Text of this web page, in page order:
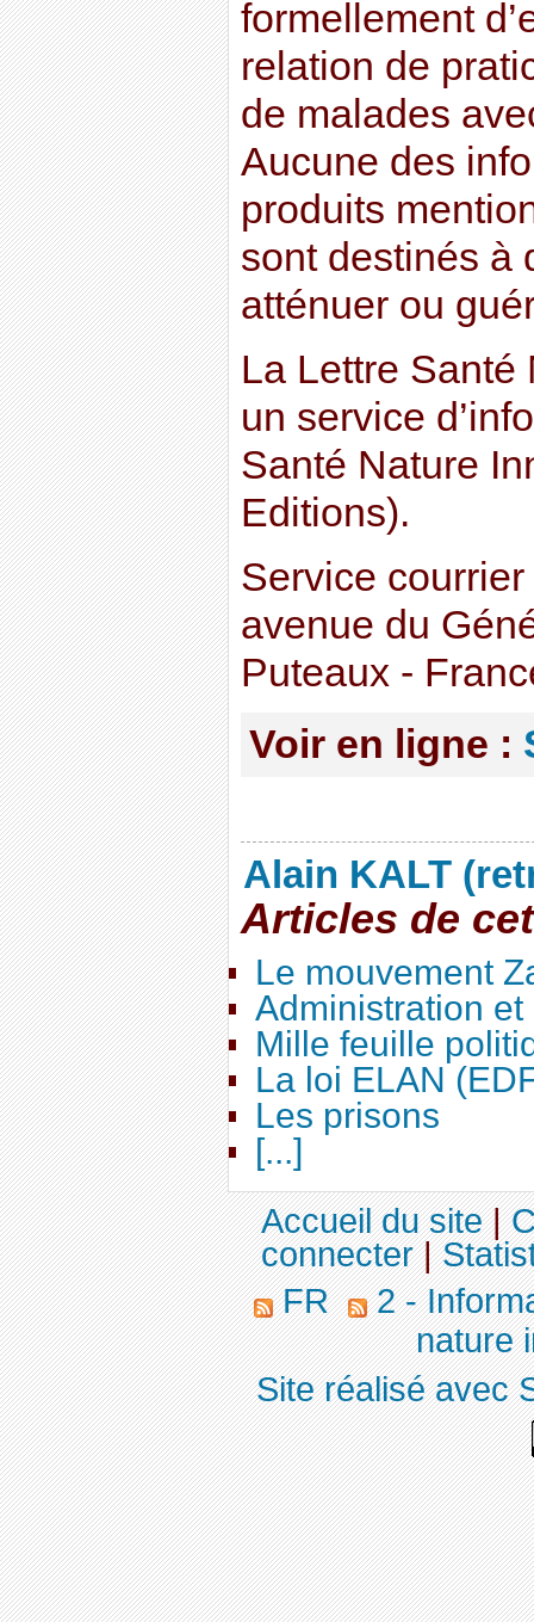
formellement
relation de
de malades
Aucune des
produits
sont destinés à
atténuer ou
La Lettre Santé
un service
Santé Nature
Editions).
Service
avenue du
Puteaux -
Voir en ligne :
Alain KALT
Articles de
Le mouvement
Administration
Mille feuille
La loi ELAN
Les prisons
[...]
Accueil du site|
connecter|
FR
2 -
nature
Site réalisé avec